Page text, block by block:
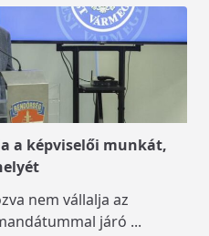
a képviselői munkát,
nem vállalja az
járó ...